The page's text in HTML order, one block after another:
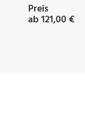
Preis
ab 121,00 €